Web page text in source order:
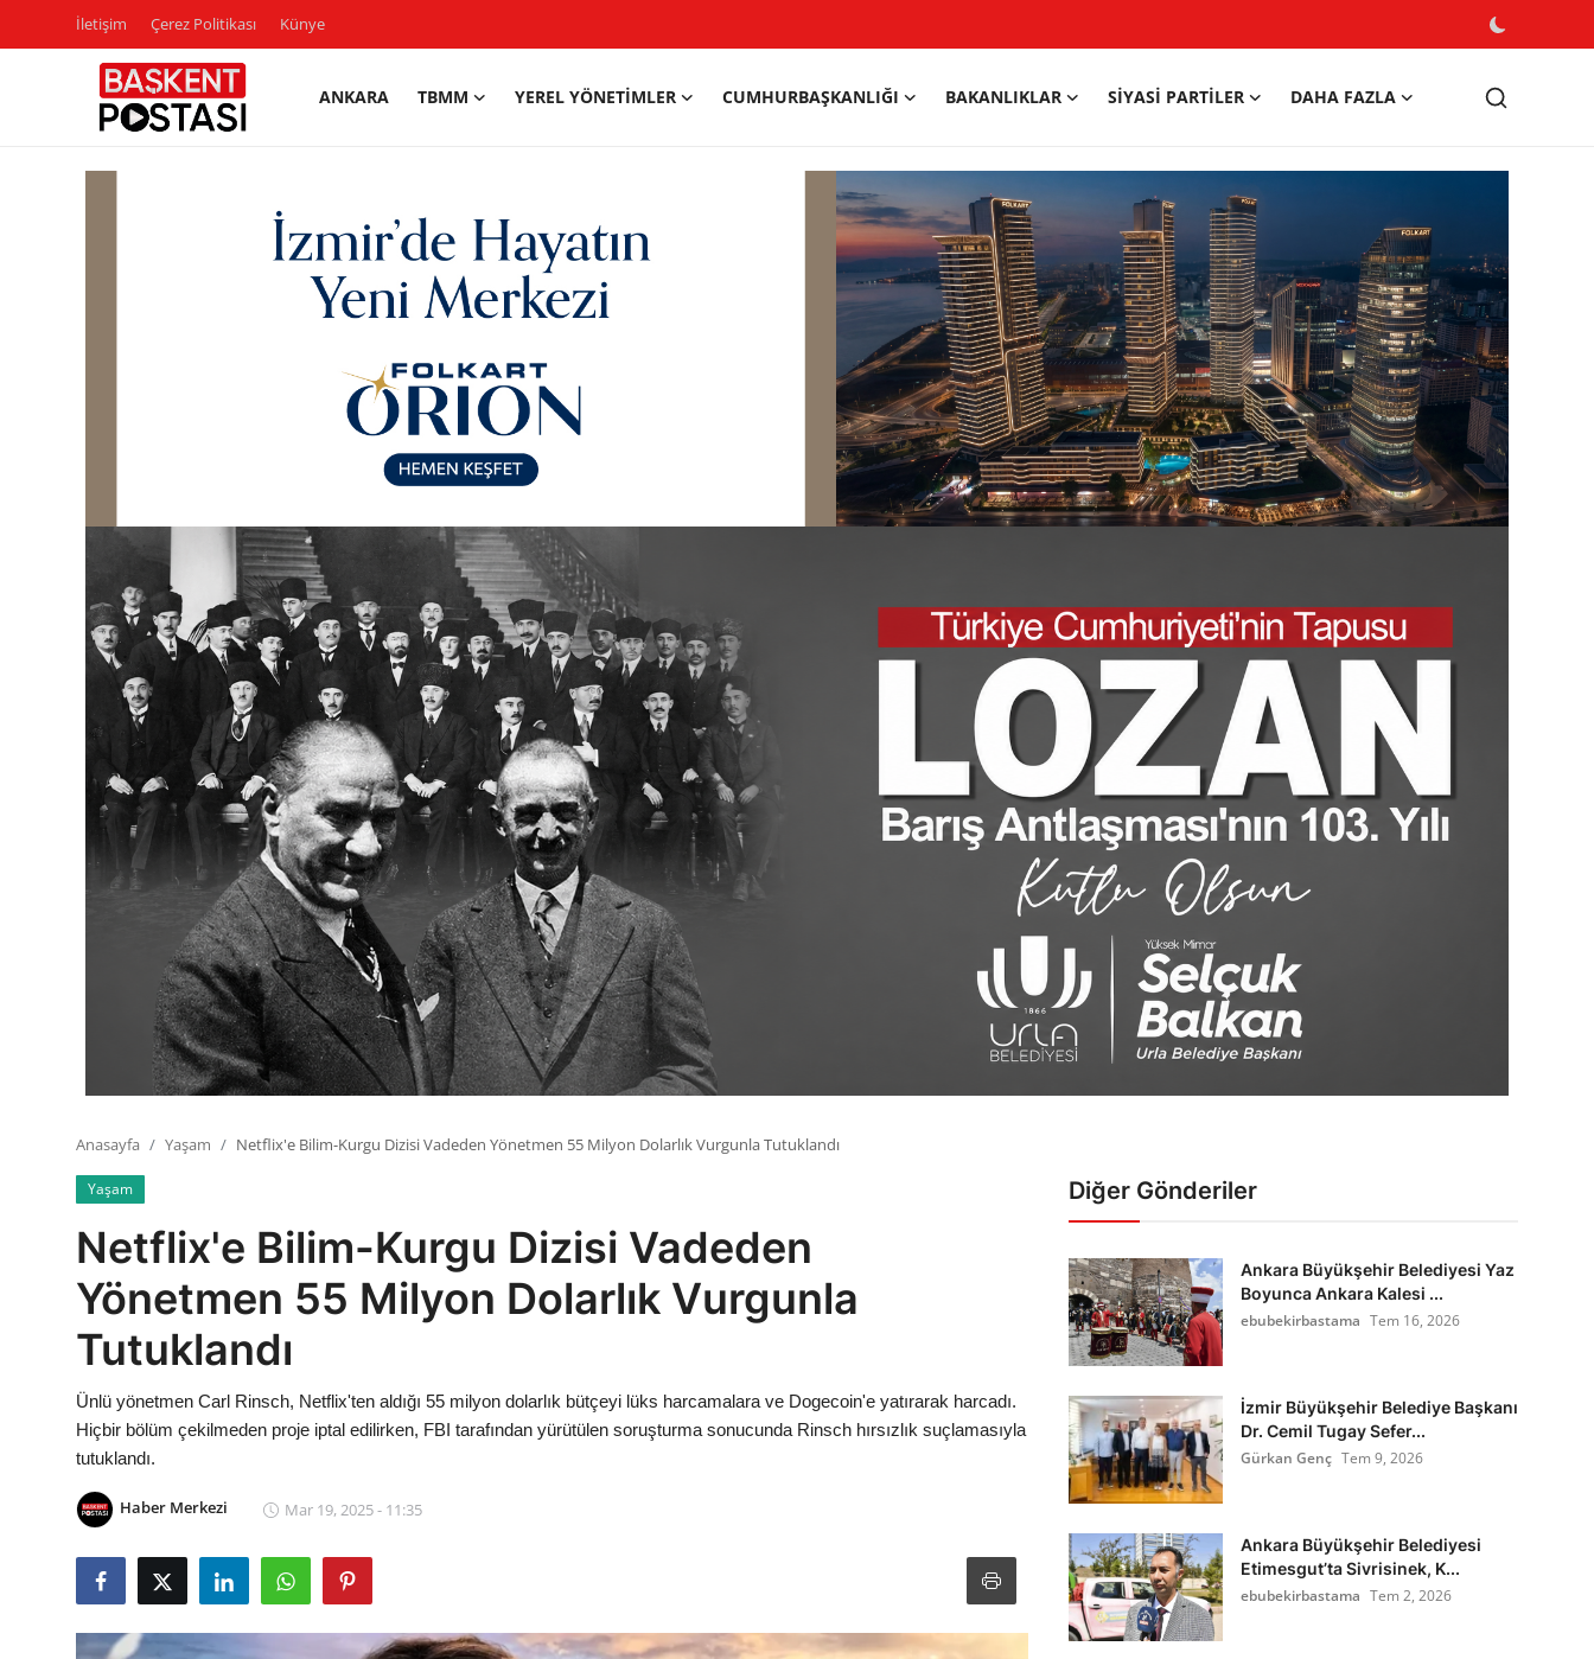
İletişim Çerez Politikası Künye
ANKARA TBMM YEREL YÖNETIMLER CUMHURBAŞKANLIĞI BAKANLIKLAR SIYASI PARTILER DAHA FAZLA
Bakanlıklar
Siyasi Partiler
Mülki İdare
Toplum ve Yaşam
Sivil Toplum Kuruluşları
Kamu Kurumları ve Üst Kurullar
Anasayfa Yaşam Netflix'e Bilim-Kurgu Dizisi Vadeden Yönetmen 55 Milyon Dolarlık Vurgunla Tutuklandı
Yaşam
Netflix'e Bilim-Kurgu Dizisi Vadeden
Yönetmen 55 Milyon Dolarlık Vurgunla
Tutuklandı
Ünlü yönetmen Carl Rinsch, Netflix'ten aldığı 55 milyon dolarlık bütçeyi lüks harcamalara ve Dogecoin'e yatırarak harcadı.
Hiçbir bölüm çekilmeden proje iptal edilirken, FBI tarafından yürütülen soruşturma sonucunda Rinsch hırsızlık suçlamasıyla
tutuklandı.
Haber Merkezi Mar 19, 2025 - 11:35
Diğer Gönderiler
Ankara Büyükşehir Belediyesi Yaz
Boyunca Ankara Kalesi ...
ebubekirbastama Tem 16, 2026
İzmir Büyükşehir Belediye Başkanı
Dr. Cemil Tugay Sefer...
Gürkan Genç Tem 9, 2026
Ankara Büyükşehir Belediyesi
Etimesgut’ta Sivrisinek, K...
ebubekirbastama Tem 2, 2026